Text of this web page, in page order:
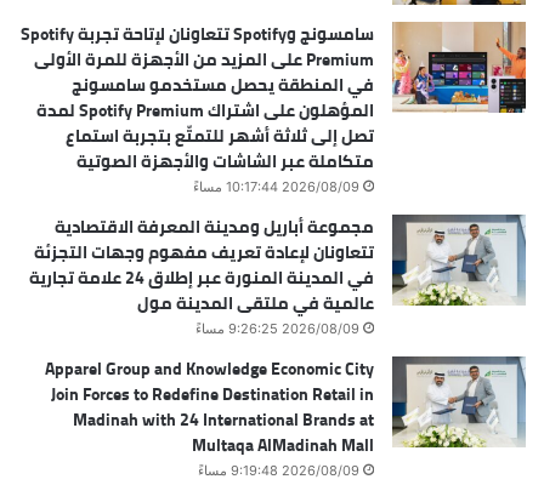
سامسونج وSpotify تتعاونان لإتاحة تجربة Spotify
Premium على المزيد من الأجهزة للمرة الأولى
في المنطقة يحصل مستخدمو سامسونج
المؤهلون على اشتراك Spotify Premium لمدة
تصل إلى ثلاثة أشهر للتمتّع بتجربة استماع
متكاملة عبر الشاشات والأجهزة الصوتية
2026/08/09 10:17:44 مساءً
مجموعة أباريل ومدينة المعرفة الاقتصادية
تتعاونان لإعادة تعريف مفهوم وجهات التجزئة
في المدينة المنورة عبر إطلاق 24 علامة تجارية
عالمية في ملتقى المدينة مول
2026/08/09 9:26:25 مساءً
Apparel Group and Knowledge Economic City
Join Forces to Redefine Destination Retail in
Madinah with 24 International Brands at
Multaqa AlMadinah Mall
2026/08/09 9:19:48 مساءً